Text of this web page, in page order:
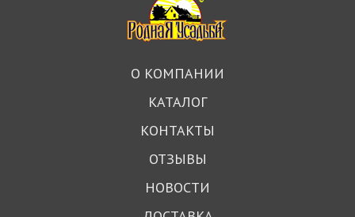
О КОМПАНИИ
КАТАЛОГ
КОНТАКТЫ
ОТЗЫВЫ
НОВОСТИ